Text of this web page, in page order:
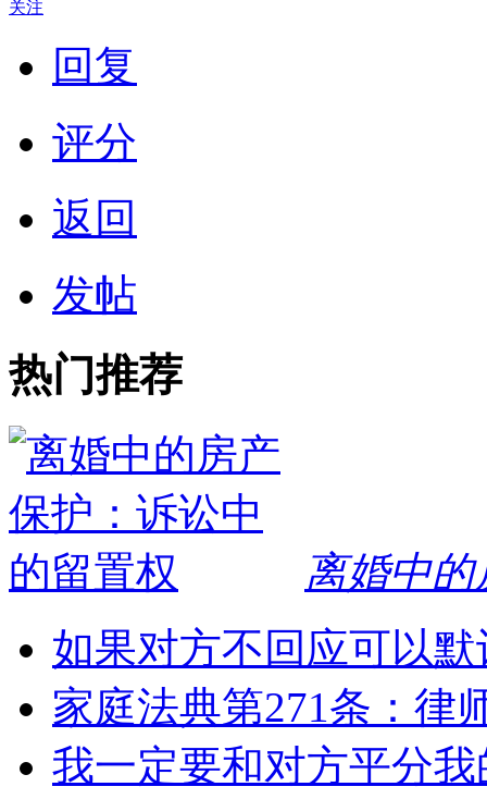
关注
回复
评分
返回
发帖
热门推荐
离婚中
如果对方不回应可以
家庭法典第271条：律
我一定要和对方平分